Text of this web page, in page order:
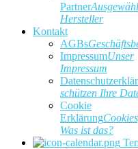
Partner
Hersteller
Kontakt
AGBs
ImpressumUnser
Impressum
schützen Ihre
Cookie
Erklärung
Was ist das?